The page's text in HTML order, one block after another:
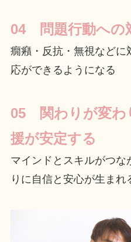
04 問題行動への
癇癪・反抗・無視などに
応ができるようになる
05 関わりが変わ
援が安定する
マインドとスキルがつな
りに自信と安心が生まれ